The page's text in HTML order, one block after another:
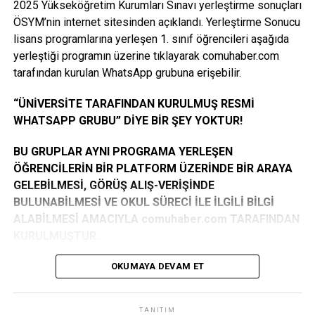
(15.10.2007 tarihinden sonra doğanlar) başvurusu kabul
edilmeyecektir.
KAZANAN ÖĞRENCİ LİSTESİ İÇİN TIKLAYINIZ
Facebook
Mastodon
EmailShare
itibarıyla görevlerine başlayacak” dedi.
Öğrencilerin süreci doğru takip etmeleri için İŞKUR’un
sosyal medya hesaplarını izlemelerinin önemine değinen
Yavuz, “Başvurularda sık yapılan hatalar, doğru başvuru
yöntemleri ve hangi birimlerde görev alınacağı gibi bilgiler
düzenli olarak paylaşılacak. Planlandığı şekilde ilerlemesi
halinde program 10 Kasım 2025 – 26 Haziran 2026
tarihleri arasında kesintisiz olarak sürdürülecek” ifadelerini
kullandı.
“Hedef: 1580 Öğrencinin Programa Katılımı”
Yavuz, bu yıl belirlenen 1.580 kontenjanın tamamının
itibarıyla tüm öğrenciler görevlerine başlasın. Bu süreçte
Üniversitemizin Sağlık Kültür Spor Dairesi ile koordinasyon
çok önemli. Evrakların eksiksiz tamamlanmasıyla süreci
aksamadan yürütmeyi planlıyoruz” diye konuştu.
2025 Yükseköğretim Kurumları Sınavı yerleştirme sonuçları
ÖSYM’nin internet sitesinden açıklandı. Yerleştirme Sonucu
lisans programlarına yerleşen 1. sınıf öğrencileri aşağıda
yerleştiği programın üzerine tıklayarak comuhaber.com
tarafından kurulan WhatsApp grubuna erişebilir.
“ÜNİVERSİTE TARAFINDAN KURULMUŞ RESMİ
WHATSAPP GRUBU” DİYE BİR ŞEY YOKTUR!
BU GRUPLAR AYNI PROGRAMA YERLEŞEN
ÖĞRENCİLERİN BİR PLATFORM ÜZERİNDE BİR ARAYA
GELEBİLMESİ, GÖRÜŞ ALIŞ-VERİŞİNDE
BULUNABİLMESİ VE OKUL SÜRECİ İLE İLGİLİ BİLGİ
ALABİLMESİ AMACIYLA comuhaber.com TARAFINDAN
GRUPLARA KATILIM TAMAMEN GÖNÜLLÜLÜK
OKUMAYA DEVAM ET
TANITIM